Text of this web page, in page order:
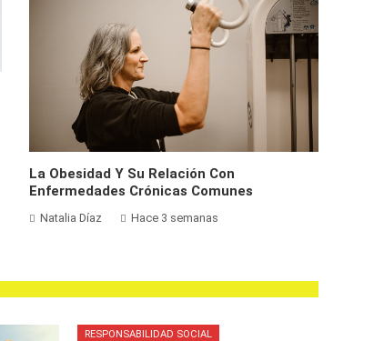
La Obesidad Y Su Relación Con
Enfermedades Crónicas Comunes
Natalia Díaz Hace 3 semanas
RESPONSABILIDAD SOCIAL